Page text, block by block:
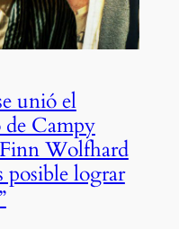
unió el
Campy
Finn Wolfhard
posible lograr